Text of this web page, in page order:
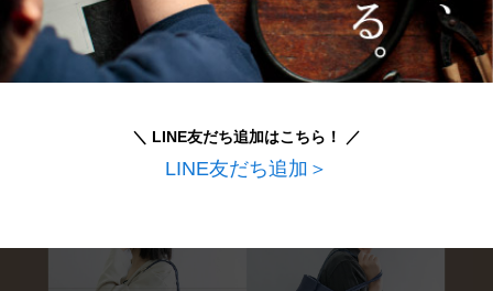
＼ LINE友だち追加はこちら！ ／
LINE友だち追加＞